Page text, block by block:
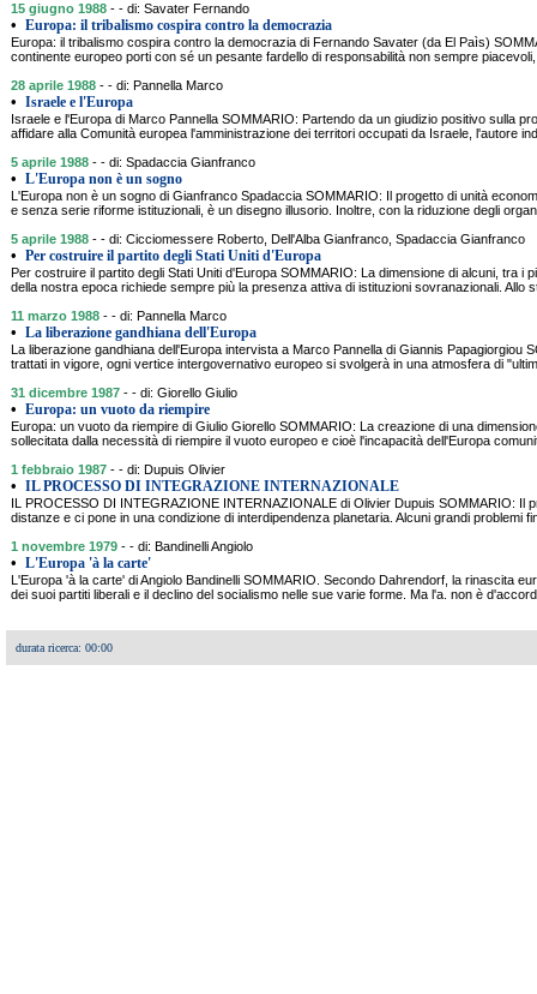
15 giugno 1988 - - di: Savater Fernando
• Europa: il tribalismo cospira contro la democrazia
Europa: il tribalismo cospira contro la democrazia di Fernando Savater (da El Paìs)
continente europeo porti con sé un pesante fardello di responsabilità non sempre
28 aprile 1988 - - di: Pannella Marco
• Israele e l'Europa
Israele e l'Europa di Marco Pannella SOMMARIO: Partendo da un giudizio positivo sulla
affidare alla Comunità europea l'amministrazione dei territori occupati da Israele, l'autore
5 aprile 1988 - - di: Spadaccia Gianfranco
• L'Europa non è un sogno
L'Europa non è un sogno di Gianfranco Spadaccia SOMMARIO: Il progetto di unità
e senza serie riforme istituzionali, è un disegno illusorio. Inoltre, con la riduzione degli
5 aprile 1988 - - di: Cicciomessere Roberto, Dell'Alba Gianfranco, Spadaccia Gianfranco
• Per costruire il partito degli Stati Uniti d'Europa
Per costruire il partito degli Stati Uniti d'Europa SOMMARIO: La dimensione di alcuni, tra i
della nostra epoca richiede sempre più la presenza attiva di istituzioni sovranazionali. Allo
11 marzo 1988 - - di: Pannella Marco
• La liberazione gandhiana dell'Europa
La liberazione gandhiana dell'Europa intervista a Marco Pannella di Giannis Papagiorgiou
trattati in vigore, ogni vertice intergovernativo europeo si svolgerà in una atmosfera di
31 dicembre 1987 - - di: Giorello Giulio
• Europa: un vuoto da riempire
Europa: un vuoto da riempire di Giulio Giorello SOMMARIO: La creazione di una
sollecitata dalla necessità di riempire il vuoto europeo e cioè l'incapacità dell'Europa
1 febbraio 1987 - - di: Dupuis Olivier
• IL PROCESSO DI INTEGRAZIONE INTERNAZIONALE
IL PROCESSO DI INTEGRAZIONE INTERNAZIONALE di Olivier Dupuis SOMMARIO: Il
distanze e ci pone in una condizione di interdipendenza planetaria. Alcuni grandi problemi
1 novembre 1979 - - di: Bandinelli Angiolo
• L'Europa 'à la carte'
L'Europa 'à la carte' di Angiolo Bandinelli SOMMARIO. Secondo Dahrendorf, la rinascita
dei suoi partiti liberali e il declino del socialismo nelle sue varie forme. Ma l'a. non è
durata ricerca: 00:00